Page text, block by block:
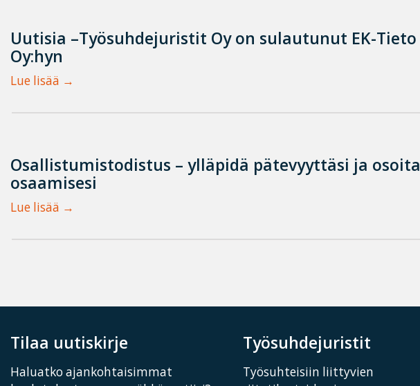
Uutisia –Työsuhdejuristit Oy on sulautunut EK-Tieto
Oy:hyn
Lue lisää
Osallistumistodistus – ylläpidä pätevyyttäsi ja osoita
osaamisesi
Lue lisää
Tilaa uutiskirje
Haluatko ajankohtaisimmat
Työsuhdejuristit
Työsuhteisiin liittyvien